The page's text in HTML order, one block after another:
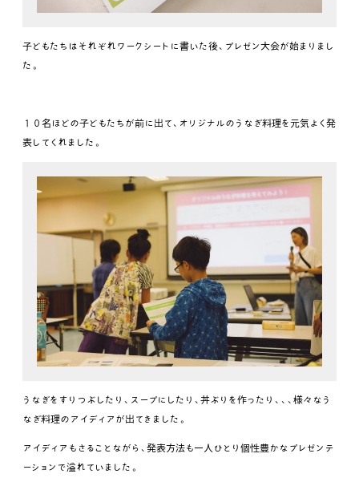
子どもたちはそれぞれワークシートに書いた後、プレゼン大会が始まりまし
た。
１０名ほどの子どもたちが前に出て、オリジナルのうなぎ料理を元気よく発
表してくれました。
うなぎをすりつぶしたり、スープにしたり、丼ぶりを作ったり、、、様々なう
なぎ料理のアイディアが出てきました。
アイディアもさることながら、発表方法も一人ひとり個性豊かなプレゼンテ
ーションで溢れていました。